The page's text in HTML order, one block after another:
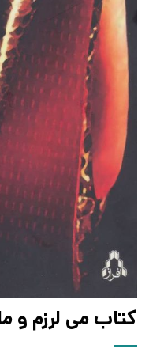
کتاب می لرزم و